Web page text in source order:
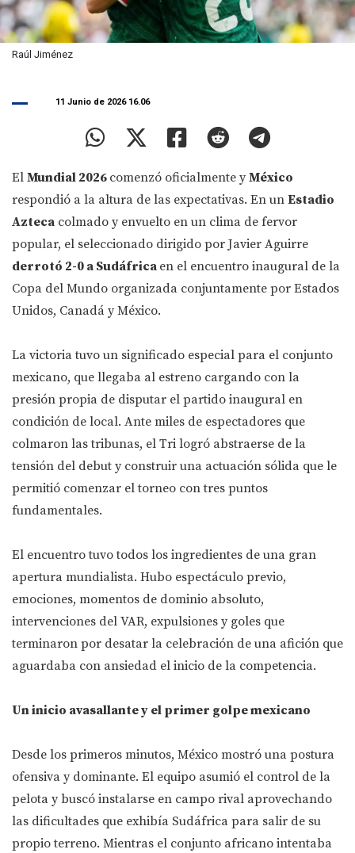
Raúl Jiménez
11 Junio de 2026 16.06
El Mundial 2026 comenzó oficialmente yMéxico
respondió a la altura de las expectativas. En un Estadio
Azteca colmado y envuelto en un clima de fervor
popular, el seleccionado dirigido por Javier Aguirre
derrotó 2-0 a Sudáfrica en el encuentro inaugural de la
Copa del Mundo organizada conjuntamente por Estados
Unidos, Canadá y México.
La victoria tuvo un significado especial para el conjunto
mexicano, que llegaba al estreno cargando con la
presión propia de disputar el partido inaugural en
condición de local. Ante miles de espectadores que
colmaron las tribunas, el Tri logró abstraerse de la
tensión del debut y construir una actuación sólida que le
permitió comenzar el torneo con tres puntos
fundamentales.
El encuentro tuvo todos los ingredientes de una gran
apertura mundialista. Hubo espectáculo previo,
emociones, momentos de dominio absoluto,
intervenciones del VAR, expulsiones y goles que
terminaron por desatar la celebración de una afición que
aguardaba con ansiedad el inicio de la competencia.
Un inicio avasallante y el primer golpe mexicano
Desde los primeros minutos, México mostró una postura
ofensiva y dominante. El equipo asumió el control de la
pelota y buscó instalarse en campo rival aprovechando
las dificultades que exhibía Sudáfrica para salir de su
propio terreno. Mientras el conjunto africano intentaba